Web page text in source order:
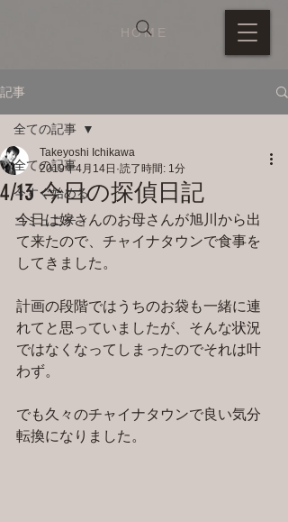
HOME
記事
全ての記事
今すぐ始める
コミュニティ
全ての記事
4/13 今日の探偵日記
Takeyoshi Ichikawa
2019年4月14日 読了時間: 1分
今日は嫁さんのお母さんが旭川から出
て来たので、チャイナタウンで食事を
してきました。
計画の段階ではうちのお袋も一緒に連
れてと思っていましたが、そんな状況
ではなくなってしまったのでそれは叶
わず。
でも久々のチャイナタウンで良い気分
転換になりました。